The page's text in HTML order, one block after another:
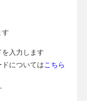
す
入力します
についてはこちら